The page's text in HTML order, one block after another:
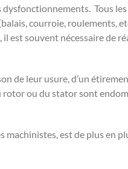
Tous
courroie, roulements,
est souvent nécessaire de
de leur usure, d’un
ou du stator sont
machinistes, est de plus en